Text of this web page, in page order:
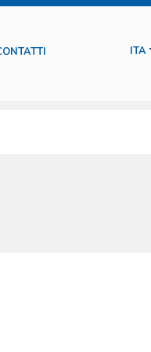
ITA
di salvataggio marino,
sono dispositivi realizzati con
facili da aprire anche se si